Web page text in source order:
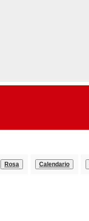
Rosa Calendario